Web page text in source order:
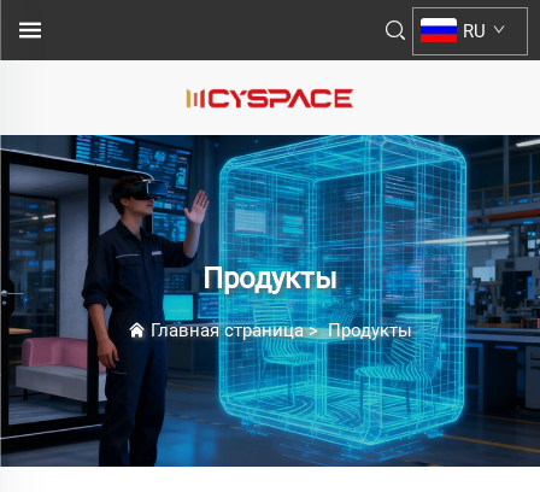
RU
Продукты
Главная страница>Продукты